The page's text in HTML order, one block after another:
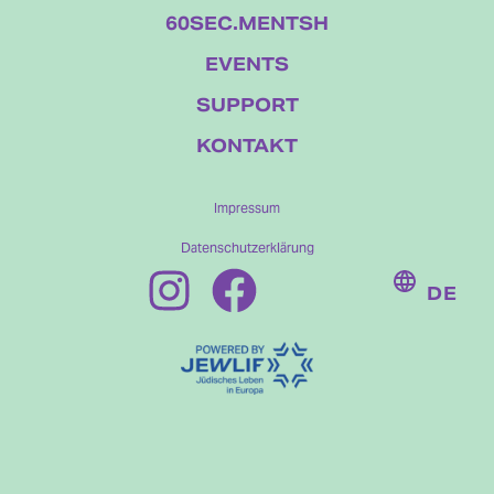
60SEC.MENTSH
EVENTS
SUPPORT
KONTAKT
Impressum
Datenschutzerklärung
DE